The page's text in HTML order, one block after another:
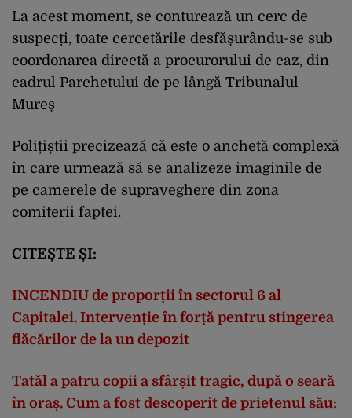
La acest moment, se conturează un cerc de
suspecți, toate cercetările desfășurându-se sub
coordonarea directă a procurorului de caz, din
cadrul Parchetului de pe lângă Tribunalul
Mureș
Polițiștii precizează că este o anchetă complexă
în care urmează să se analizeze imaginile de
pe camerele de supraveghere din zona
comiterii faptei.
CITEȘTE ȘI:
INCENDIU de proporții în sectorul 6 al
Capitalei. Intervenție în forță pentru stingerea
flăcărilor de la un depozit
Tatăl a patru copii a sfârșit tragic, după o seară
în oraș. Cum a fost descoperit de prietenul său: